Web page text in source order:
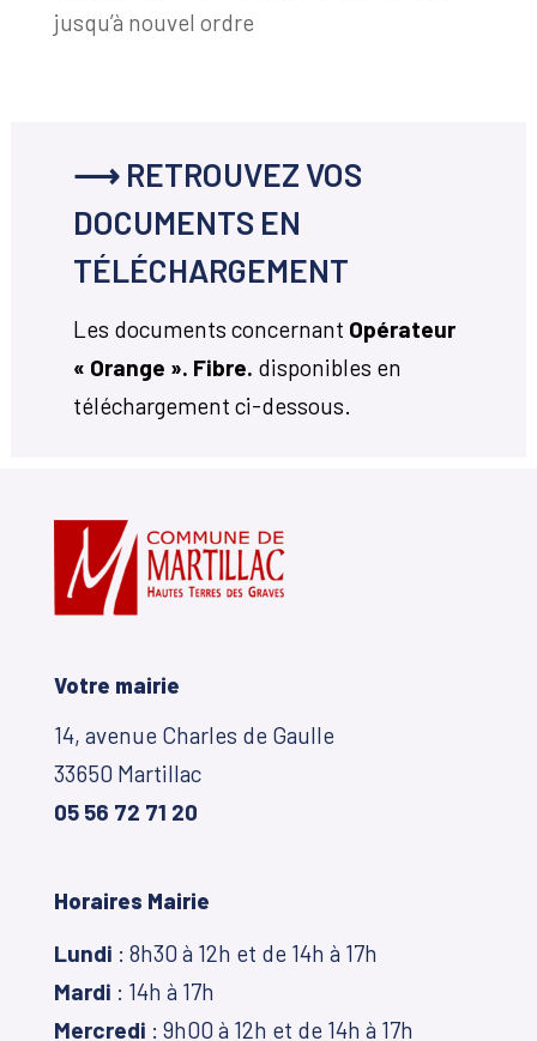
jusqu’à nouvel ordre
⟶ RETROUVEZ VOS
DOCUMENTS EN
TÉLÉCHARGEMENT
Les documents concernant Opérateur
« Orange ». Fibre. disponibles en
téléchargement ci-dessous.
Votre mairie
14, avenue Charles de Gaulle
33650 Martillac
05 56 72 71 20
Horaires Mairie
Lundi : 8h30 à 12h et de 14h à 17h
Mardi : 14h à 17h
Mercredi : 9h00 à 12h et de 14h à 17h